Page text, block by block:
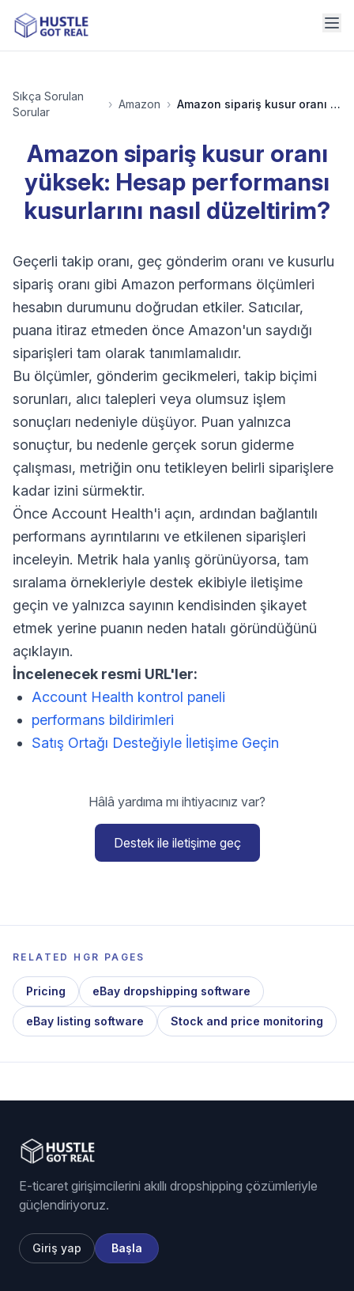
Sıkça Sorulan
Sorular
› Amazon › Amazon sipariş kusur oranı yüksek: Hesap performansı kusurlarını nasıl düzeltirim?
Amazon sipariş kusur oranı
yüksek: Hesap performansı
kusurlarını nasıl düzeltirim?
Geçerli takip oranı, geç gönderim oranı ve kusurlu
sipariş oranı gibi Amazon performans ölçümleri
hesabın durumunu doğrudan etkiler. Satıcılar,
puana itiraz etmeden önce Amazon'un saydığı
siparişleri tam olarak tanımlamalıdır.
Bu ölçümler, gönderim gecikmeleri, takip biçimi
sorunları, alıcı talepleri veya olumsuz işlem
sonuçları nedeniyle düşüyor. Puan yalnızca
sonuçtur, bu nedenle gerçek sorun giderme
çalışması, metriğin onu tetikleyen belirli siparişlere
kadar izini sürmektir.
Önce Account Health'i açın, ardından bağlantılı
performans ayrıntılarını ve etkilenen siparişleri
inceleyin. Metrik hala yanlış görünüyorsa, tam
sıralama örnekleriyle destek ekibiyle iletişime
geçin ve yalnızca sayının kendisinden şikayet
etmek yerine puanın neden hatalı göründüğünü
açıklayın.
İncelenecek resmi URL'ler:
Account Health kontrol paneli
performans bildirimleri
Satış Ortağı Desteğiyle İletişime Geçin
Hâlâ yardıma mı ihtiyacınız var?
Destek ile iletişime geç
RELATED HGR PAGES
Pricing eBay dropshipping software
eBay listing software Stock and price monitoring
E-ticaret girişimcilerini akıllı dropshipping çözümleriyle
güçlendiriyoruz.
Giriş yap Başla